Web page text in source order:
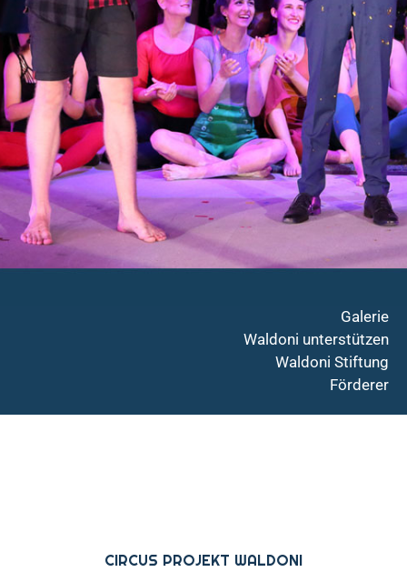
Galerie
Waldoni unterstützen
Waldoni Stiftung
Förderer
CIRCUS PROJEKT WALDONI